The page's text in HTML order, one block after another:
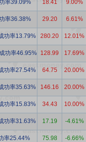
率39.09% 18.41 9.00%
率36.38% 29.20 6.61%
功率13.79% 280.20 12.01%
功率46.95% 128.99 17.69%
功率27.54% 64.75 20.00%
功率35.63% 146.16 20.00%
功率15.83% 34.43 10.00%
功率31.63% 17.19 -4.61%
率25.44% 75.98 -6.66%